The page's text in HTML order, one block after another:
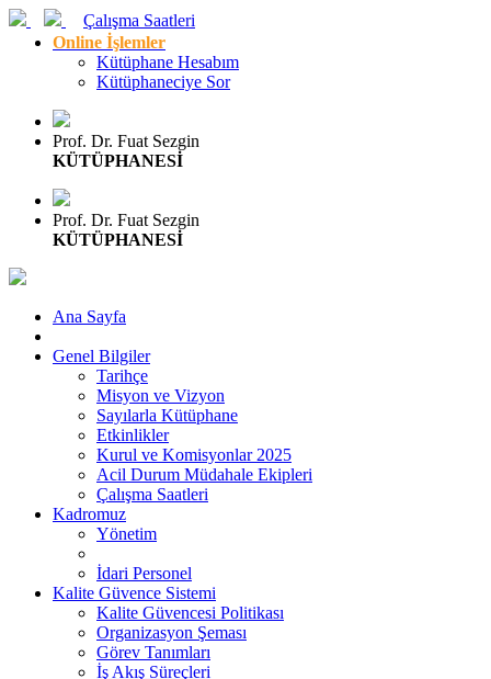
Çalışma Saatleri
Online İşlemler
Kütüphane Hesabım
Kütüphaneciye Sor
Prof. Dr. Fuat Sezgin
KÜTÜPHANESİ
Prof. Dr. Fuat Sezgin
KÜTÜPHANESİ
Ana Sayfa
Genel Bilgiler
Tarihçe
Misyon ve Vizyon
Sayılarla Kütüphane
Etkinlikler
Kurul ve Komisyonlar 2025
Acil Durum Müdahale Ekipleri
Çalışma Saatleri
Kadromuz
Yönetim
İdari Personel
Kalite Güvence Sistemi
Kalite Güvencesi Politikası
Organizasyon Şeması
Görev Tanımları
İş Akış Süreçleri